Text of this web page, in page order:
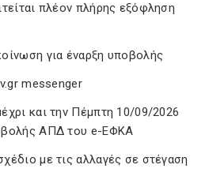
πλέον πλήρης εξόφληση
για έναρξη υποβολής
messenger
και την Πέμπτη 10/09/2026
ΑΠΔ του e-ΕΦΚΑ
με τις αλλαγές σε στέγαση